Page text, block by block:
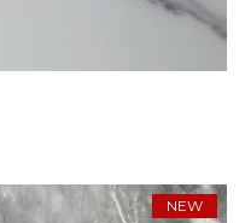
NEW